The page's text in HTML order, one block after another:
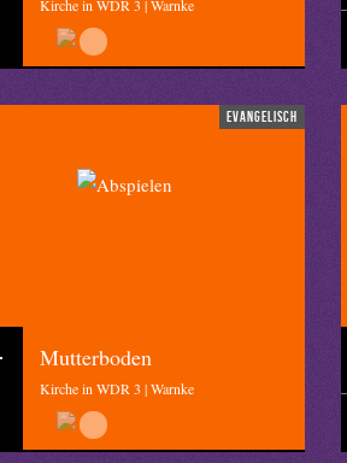
Kirche in WDR 3 | Warnke
evangelisch
Mutterboden
Kirche in WDR 3 | Warnke